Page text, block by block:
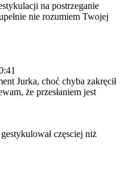
na postrzeganie
nie rozumiem Twojej
Jurka, choć chyba zakręcił
że przesłaniem jest
częsciej niż